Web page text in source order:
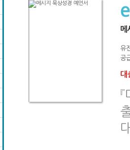
메
유
공
대